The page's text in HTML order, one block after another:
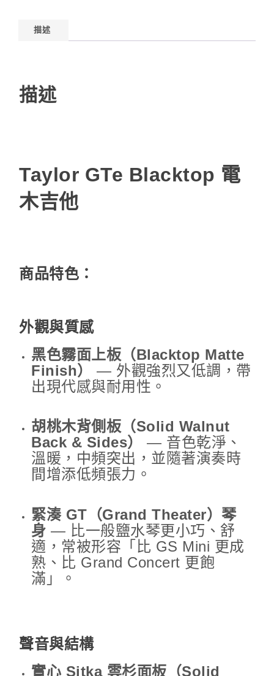
描述
描述
Taylor GTe Blacktop 電
木吉他
商品特色：
外觀與質感
黑色霧面上板（Blacktop Matte
Finish）
— 外觀強烈又低調，帶
出現代感與耐用性。
胡桃木背側板（Solid Walnut
Back & Sides）
— 音色乾淨、
溫暖，中頻突出，並隨著演奏時
間增添低頻張力。
緊湊 GT（Grand Theater）琴
身 — 比一般鹽水琴更小巧、舒
適，常被形容「比 GS Mini 更成
熟、比 Grand Concert 更飽
滿」。
聲音與結構
實心 Sitka 雲杉面板（Solid